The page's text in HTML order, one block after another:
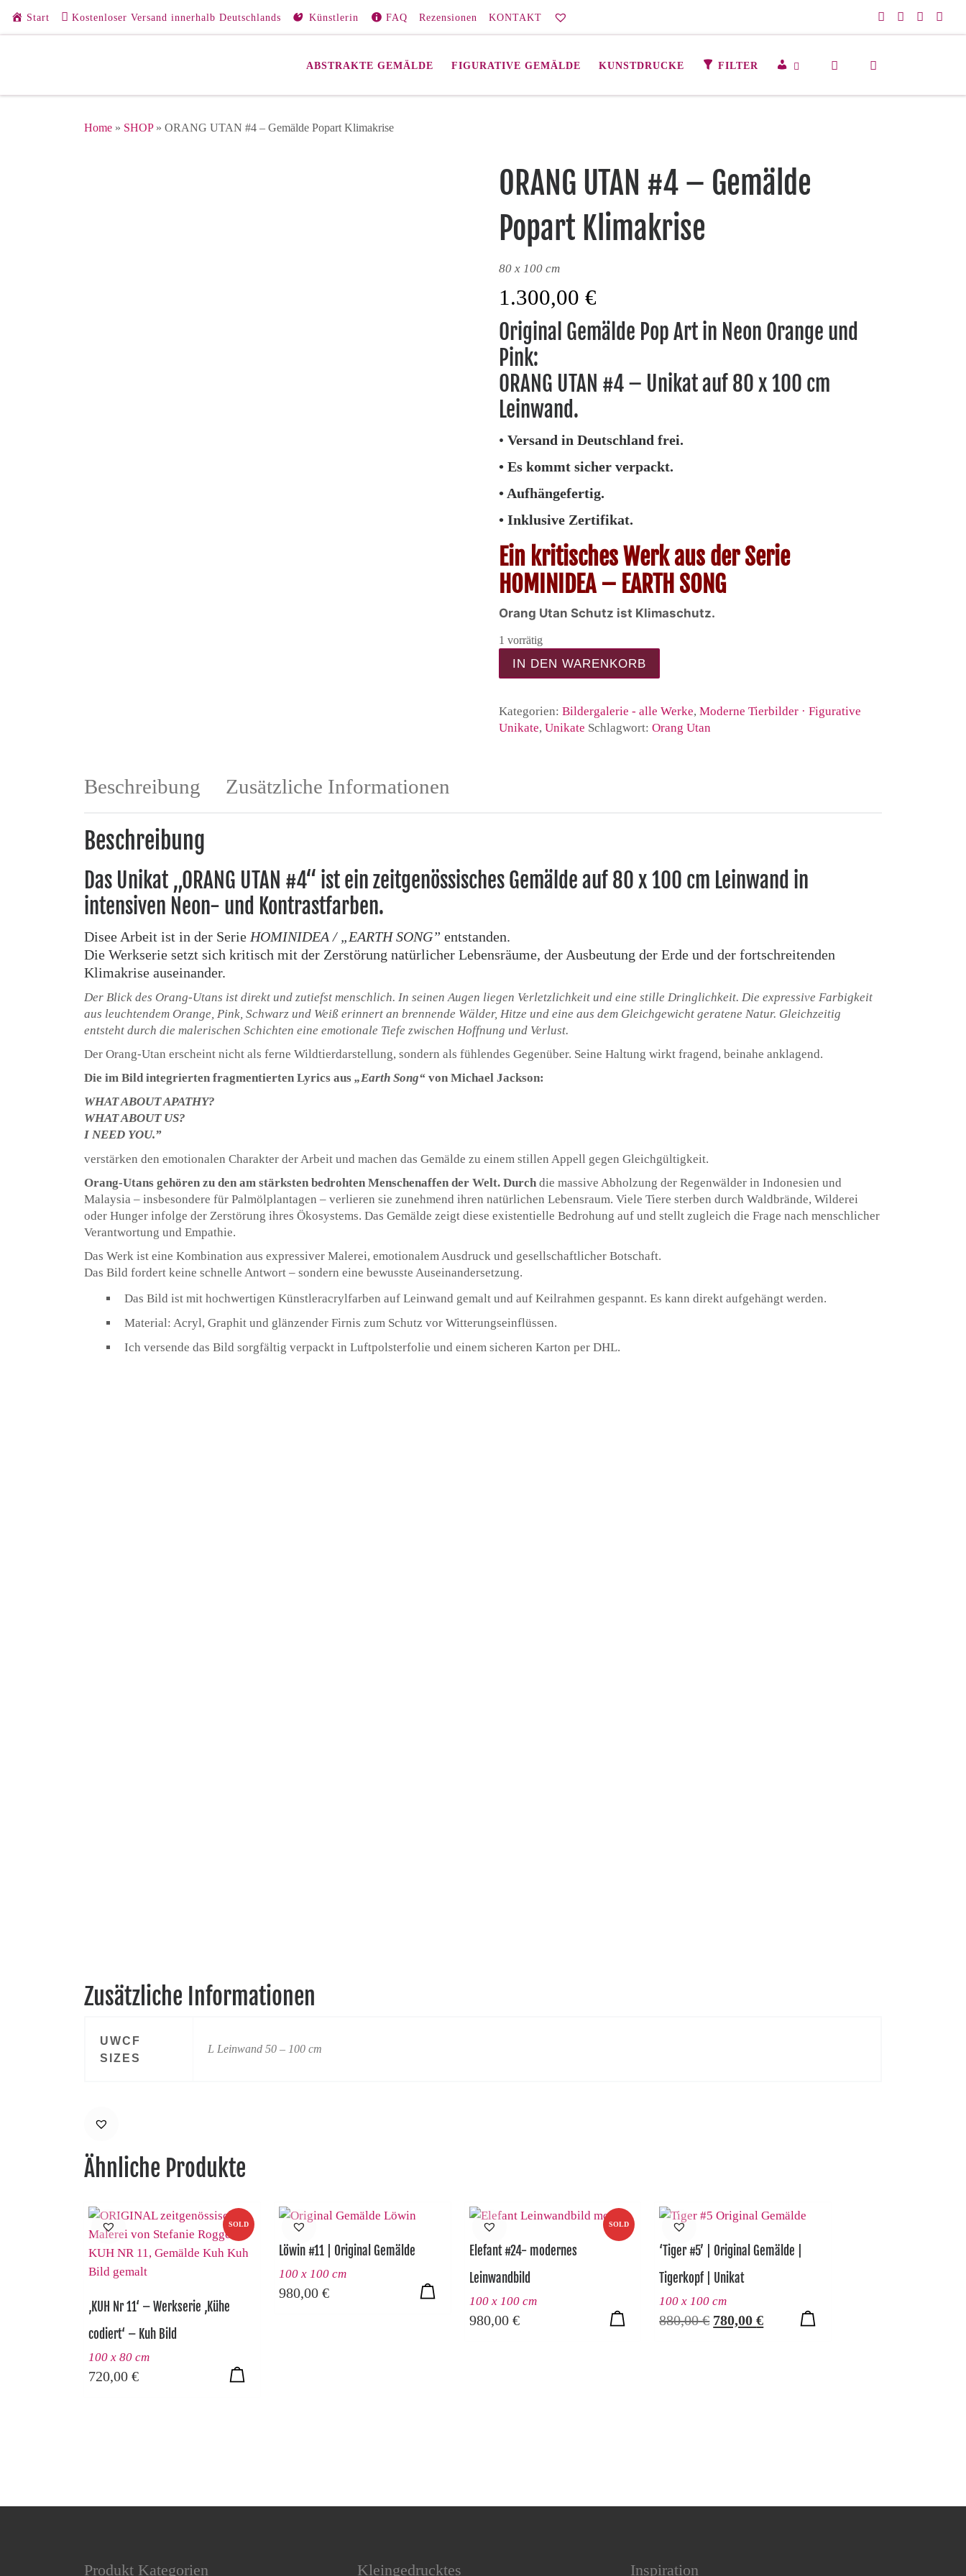
Zum Inhalt springen
Start Kostenloser Versand innerhalb Deutschlands Künstlerin FAQ Rezensionen KONTAKT
ABSTRAKTE GEMÄLDE FIGURATIVE GEMÄLDE KUNSTDRUCKE FILTER
M
I
N
Search
Home » SHOP» ORANG UTAN #4 – Gemälde Popart Klimakrise
ORANG UTAN #4 – Gemälde
Popart Klimakrise
80 x 100 cm
1.300,00€
Original Gemälde Pop Art in Neon Orange und
Pink:
ORANG UTAN #4 – Unikat auf 80 x 100 cm
Leinwand.
• Versand in Deutschland frei.
• Es kommt sicher verpackt.
• Aufhängefertig.
• Inklusive Zertifikat.
Ein kritisches Werk aus der Serie
HOMINIDEA – EARTH SONG
Orang Utan Schutz ist Klimaschutz.
1 vorrätig
IN DEN WARENKORB
Kategorien:Bildergalerie - alle Werke,Moderne Tierbilder · Figurative
Unikate,Unikate Schlagwort:Orang Utan
Beschreibung Zusätzliche Informationen
Beschreibung
Das Unikat „ORANG UTAN #4“ ist ein zeitgenössisches Gemälde auf 80 x 100 cm Leinwand in
intensiven Neon- und Kontrastfarben.
Disee Arbeit ist in der Serie HOMINIDEA / „EARTH SONG” entstanden.
Die Werkserie setzt sich kritisch mit der Zerstörung natürlicher Lebensräume, der Ausbeutung der Erde und der fortschreitenden
Klimakrise auseinander.
Der Blick des Orang-Utans ist direkt und zutiefst menschlich. In seinen Augen liegen Verletzlichkeit und eine stille Dringlichkeit. Die expressive Farbigkeit
aus leuchtendem Orange, Pink, Schwarz und Weiß erinnert an brennende Wälder, Hitze und eine aus dem Gleichgewicht geratene Natur. Gleichzeitig
entsteht durch die malerischen Schichten eine emotionale Tiefe zwischen Hoffnung und Verlust.
Der Orang-Utan erscheint nicht als ferne Wildtierdarstellung, sondern als fühlendes Gegenüber. Seine Haltung wirkt fragend, beinahe anklagend.
Die im Bild integrierten fragmentierten Lyrics aus „Earth Song“ von Michael Jackson:
WHAT ABOUT APATHY?
WHAT ABOUT US?
I NEED YOU.”
verstärken den emotionalen Charakter der Arbeit und machen das Gemälde zu einem stillen Appell gegen Gleichgültigkeit.
Orang-Utans gehören zu den am stärksten bedrohten Menschenaffen der Welt. Durch die massive Abholzung der Regenwälder in Indonesien und
Malaysia – insbesondere für Palmölplantagen – verlieren sie zunehmend ihren natürlichen Lebensraum. Viele Tiere sterben durch Waldbrände, Wilderei
oder Hunger infolge der Zerstörung ihres Ökosystems. Das Gemälde zeigt diese existentielle Bedrohung auf und stellt zugleich die Frage nach menschlicher
Verantwortung und Empathie.
Das Werk ist eine Kombination aus expressiver Malerei, emotionalem Ausdruck und gesellschaftlicher Botschaft.
Das Bild fordert keine schnelle Antwort – sondern eine bewusste Auseinandersetzung.
Das Bild ist mit hochwertigen Künstleracrylfarben auf Leinwand gemalt und auf Keilrahmen gespannt. Es kann direkt aufgehängt werden.
Material: Acryl, Graphit und glänzender Firnis zum Schutz vor Witterungseinflüssen.
Ich versende das Bild sorgfältig verpackt in Luftpolsterfolie und einem sicheren Karton per DHL.
Zusätzliche Informationen
UWCF
SIZES
L Leinwand 50 – 100 cm
Ähnliche Produkte
SOLD
‚KUH Nr 11‘ – Werkserie ‚Kühe
codiert‘ – Kuh Bild
100 x 80 cm
720,00 €
Löwin #11 | Original Gemälde
100 x 100 cm
980,00 €
SOLD
Elefant #24- modernes
Leinwandbild
100 x 100 cm
980,00 €
‘Tiger #5’ | Original Gemälde |
Tigerkopf | Unikat
100 x 100 cm
880,00€ Ursprünglicher Preis war: 880,00 €
780,00€Aktueller Preis ist: 780,00 €.
Produkt Kategorien Kleingedrucktes Inspiration